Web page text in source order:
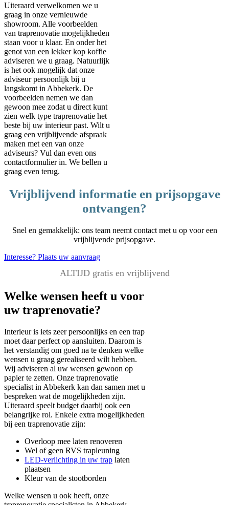
Uiteraard verwelkomen we u
graag in onze vernieuwde
showroom. Alle voorbeelden
van traprenovatie mogelijkheden
staan voor u klaar. En onder het
genot van een lekker kop koffie
adviseren we u graag. Natuurlijk
is het ook mogelijk dat onze
adviseur persoonlijk bij u
langskomt in Abbekerk. De
voorbeelden nemen we dan
gewoon mee zodat u direct kunt
zien welk type traprenovatie het
beste bij uw interieur past. Wilt u
graag een vrijblijvende afspraak
maken met een van onze
adviseurs? Vul dan even ons
contactformulier in. We bellen u
graag even terug.
Vrijblijvend informatie en prijsopgave
ontvangen?
Snel en gemakkelijk: ons team neemt contact met u op voor een
vrijblijvende prijsopgave.
Interesse? Plaats uw aanvraag
ALTIJD gratis en vrijblijvend
Welke wensen heeft u voor
uw traprenovatie?
Interieur is iets zeer persoonlijks en een trap
moet daar perfect op aansluiten. Daarom is
het verstandig om goed na te denken welke
wensen u graag gerealiseerd wilt hebben.
Wij adviseren al uw wensen gewoon op
papier te zetten. Onze traprenovatie
specialist in Abbekerk kan dan samen met u
bespreken wat de mogelijkheden zijn.
Uiteraard speelt budget daarbij ook een
belangrijke rol. Enkele extra mogelijkheden
bij een traprenovatie zijn:
Overloop mee laten renoveren
Wel of geen RVS trapleuning
LED-verlichting in uw trap laten
plaatsen
Kleur van de stootborden
Welke wensen u ook heeft, onze